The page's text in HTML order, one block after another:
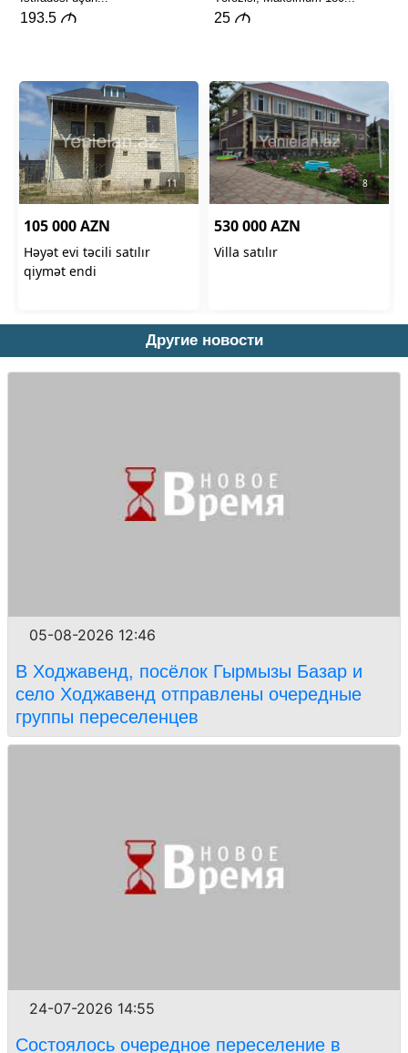
Другие новости
05-08-2026 12:46
В Ходжавенд, посёлок Гырмызы Базар и
село Ходжавенд отправлены очередные
группы переселенцев
24-07-2026 14:55
Состоялось очередное переселение в